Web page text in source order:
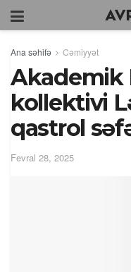
Ana səhifə Cəmiyyət
Akademik
kollektivi
qastrol
Fevral 28, 2025